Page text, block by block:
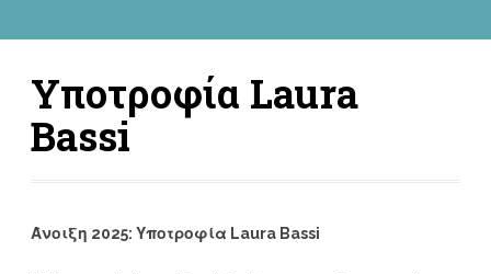
Υποτροφία Laura
Bassi
Άνοιξη 2025: Υποτροφία Laura Bassi